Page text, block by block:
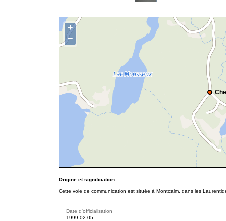
+
−
Origine et signification
Cette voie de communication est située à Montcalm, dans les
Date d'officialisation
1999-02-05